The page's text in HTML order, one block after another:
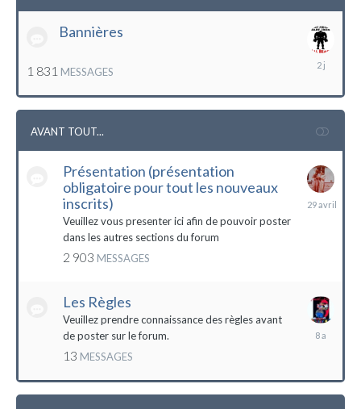
Bannières
1 831 MESSAGES
lundi
AVANT TOUT...
Présentation (présentation
obligatoire pour tout les nouveaux
inscrits)
Veuillez vous presenter ici afin de pouvoir poster
dans les autres sections du forum
2 903 MESSAGES
29
Les Règles
Veuillez prendre connaissance des règles avant
de poster sur le forum.
13 MESSAGES